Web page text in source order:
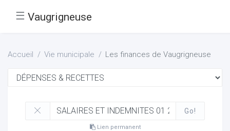
☰ Vaugrigneuse
Accueil Vie municipale Les finances de Vaugrigneuse
Go!
Lien permanent